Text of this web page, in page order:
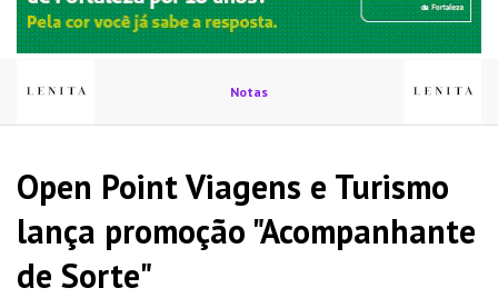
Notas
Open Point Viagens e Turismo
lança promoção "Acompanhante
de Sorte"